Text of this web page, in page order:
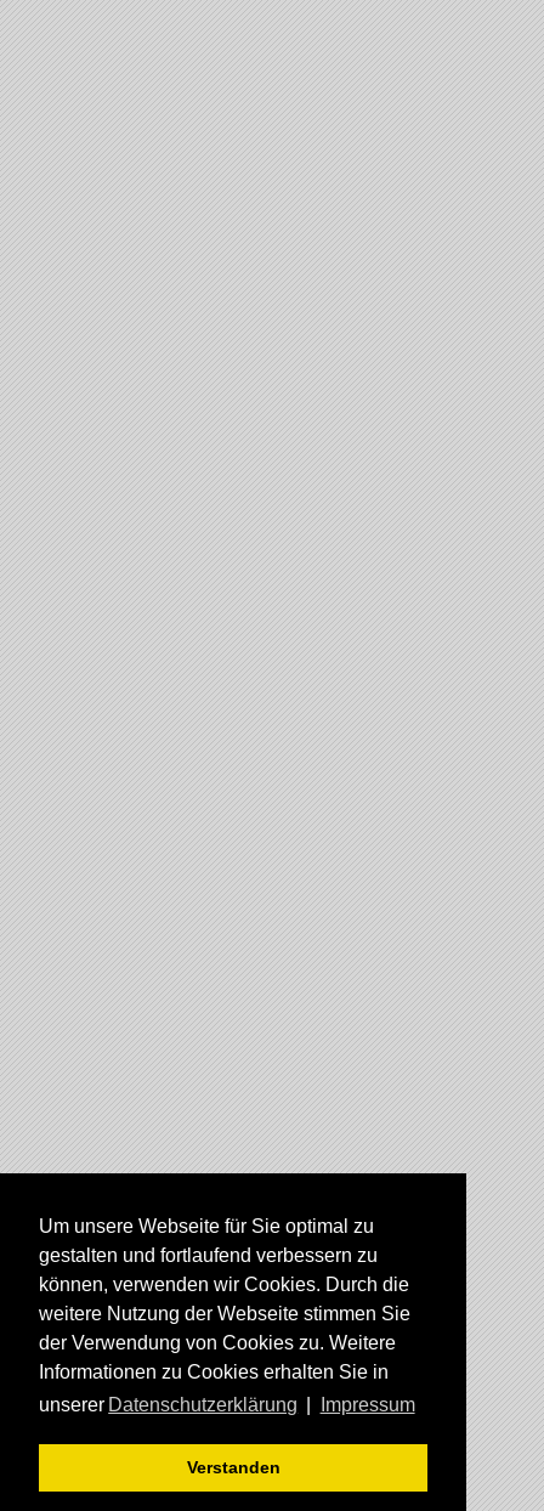
Um unsere Webseite für Sie optimal zu
gestalten und fortlaufend verbessern zu
können, verwenden wir Cookies. Durch die
weitere Nutzung der Webseite stimmen Sie
der Verwendung von Cookies zu. Weitere
Informationen zu Cookies erhalten Sie in
unserer Datenschutzerklärung Impressum
Verstanden